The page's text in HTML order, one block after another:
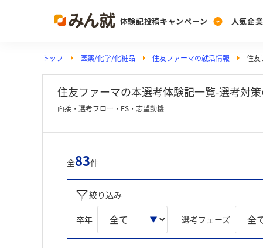
体験記投稿キャンペーン
Post
投稿する
人気企
Ranking
ランキングを見る
Vote
PickUp
注目の企業特集
トップ 医薬/化学/化粧品 住友ファーマの就活情報 住友
住友ファーマの本選考体験記一覧-選考対策
面接・選考フロー・ES・志望動機
全83件
絞り込み
卒年 選考フェーズ